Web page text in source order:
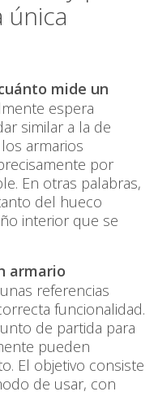
única
mide un
espera
similar a la de
armarios
por
En otras palabras,
del hueco
interior que se
armario
referencias
funcionalidad.
de partida para
pueden
El objetivo consiste
de usar, con